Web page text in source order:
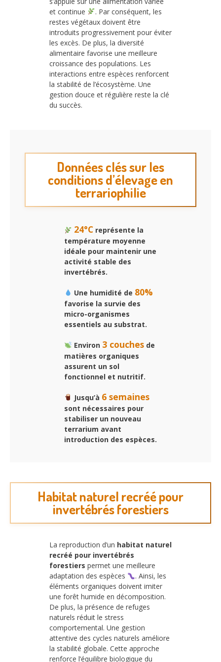
et continue
. Par conséquent, les
restes végétaux doivent être
introduits progressivement pour éviter
les excès. De plus, la diversité
alimentaire favorise une meilleure
croissance des populations. Les
interactions entre espèces renforcent
la stabilité de l’écosystème. Une
gestion douce et régulière reste la clé
du succès.
Données clés sur les
conditions d’élevage en
terrariophilie
24°Creprésente la
température moyenne
idéale pour maintenir une
activité stable des
invertébrés.
Une humidité de 80%
favorise la survie des
micro-organismes
essentiels au substrat.
Environ 3 couchesde
matières organiques
assurent un sol
fonctionnel et nutritif.
Jusqu’à 6 semaines
sont nécessaires pour
stabiliser un nouveau
terrarium avant
introduction des espèces.
Habitat naturel recréé pour
invertébrés forestiers
La reproduction d’un habitat naturel
recréé pour invertébrés
forestiers permet une meilleure
adaptation des espèces
. Ainsi, les
éléments organiques doivent imiter
une forêt humide en décomposition.
De plus, la présence de refuges
naturels réduit le stress
comportemental. Une gestion
attentive des cycles naturels améliore
la stabilité globale. Cette approche
renforce l’équilibre biologique du